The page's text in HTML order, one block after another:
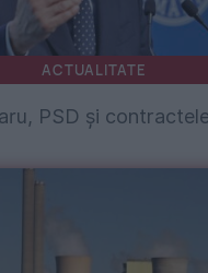
ACTUALITATE
PSD și